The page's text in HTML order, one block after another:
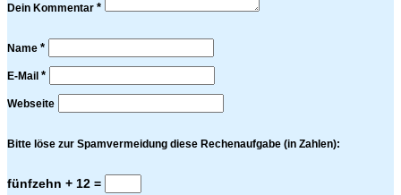
Dein Kommentar *
Name *
E-Mail *
Webseite
Bitte löse zur Spamvermeidung diese Rechenaufgabe (in Zahlen):
fünfzehn + 12 =